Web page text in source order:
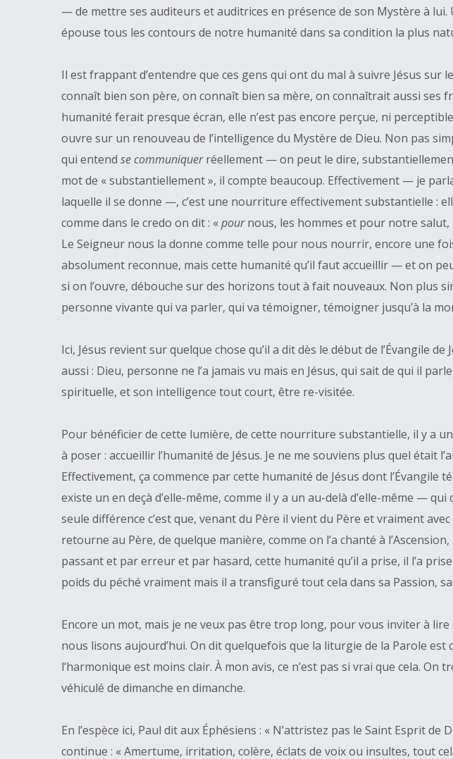
— de mettre ses auditeurs et auditrices en présence de son Mystère à
épouse tous les contours de notre humanité dans sa condition la plus
Il est frappant d’entendre que ces gens qui ont du mal à suivre Jésus sur
connaît bien son père, on connaît bien sa mère, on connaîtrait aussi ses
humanité ferait presque écran, elle n’est pas encore perçue, ni
ouvre sur un renouveau de l’intelligence du Mystère de Dieu. Non pas
qui entend se communiquerréellement — on peut le dire,
mot de « substantiellement », il compte beaucoup. Effectivement — je
laquelle il se donne —, c’est une nourriture effectivement substantielle :
comme dans le credo on dit : «pournous, les hommes et pour notre salut,
Le Seigneur nous la donne comme telle pour nous nourrir, encore une
absolument reconnue, mais cette humanité qu’il faut accueillir — et on
si on l’ouvre, débouche sur des horizons tout à fait nouveaux. Non plus
personne vivante qui va parler, qui va témoigner, témoigner jusqu’à la
Ici, Jésus revient sur quelque chose qu’il a dit dès le début de l’Évangile
aussi : Dieu, personne ne l’a jamais vu mais en Jésus, qui sait de qui il
spirituelle, et son intelligence tout court, être re-visitée.
Pour bénéficier de cette lumière, de cette nourriture substantielle, il y a
à poser : accueillir l’humanité de Jésus. Je ne me souviens plus quel était
Effectivement, ça commence par cette humanité de Jésus dont
existe un en deçà d’elle-même, comme il y a un au-delà d’elle-même —
seule différence c’est que, venant du Père il vient du Père et vraiment
retourne au Père, de quelque manière, comme on l’a chanté à
passant et par erreur et par hasard, cette humanité qu’il a prise, il l’a
poids du péché vraiment mais il a transfiguré tout cela dans sa Passion,
Encore un mot, mais je ne veux pas être trop long, pour vous inviter à
nous lisons aujourd’hui. On dit quelquefois que la liturgie de la Parole
l’harmonique est moins clair. À mon avis, ce n’est pas si vrai que cela.
véhiculé de dimanche en dimanche.
En l’espèce ici, Paul dit aux Éphésiens : « N’attristez pas le Saint Esprit
continue : « Amertume, irritation, colère, éclats de voix ou insultes, tout